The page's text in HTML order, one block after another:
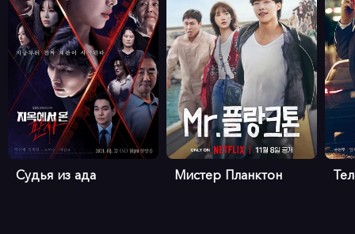
Судья из ада Мистер Планктон